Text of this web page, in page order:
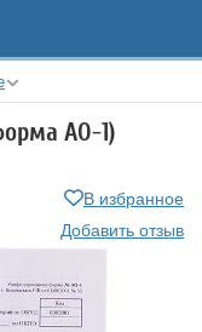
АО-1)
В избранное
Добавить отзыв